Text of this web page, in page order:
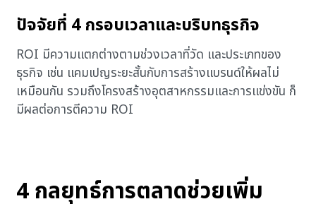
ปัจจัยที่ 4 กรอบเวลาและบริบทธุรกิจ
ROI มีความแตกต่างตามช่วงเวลาที่วัด และประเภทของ
ธุรกิจ เช่น แคมเปญระยะสั้นกับการสร้างแบรนด์ให้ผลไม่
เหมือนกัน รวมถึงโครงสร้างอุตสาหกรรมและการแข่งขัน ก็
มีผลต่อการตีความ ROI
4 กลยุทธ์การตลาดช่วยเพิ่ม